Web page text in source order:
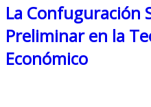
La Confuguración
Preliminar en la
Económico